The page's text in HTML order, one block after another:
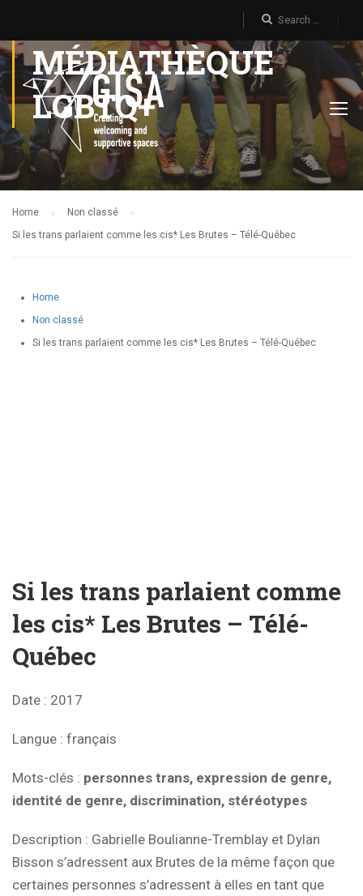
MÉDIATHÈQUE
LGBTQ+
Home
Non classé
Si les trans parlaient comme les cis* Les Brutes – Télé-Québec
Home
Non classé
Si les trans parlaient comme les cis* Les Brutes – Télé-Québec
Si les trans parlaient comme
les cis* Les Brutes – Télé-
Québec
Date : 2017
Langue : français
Mots-clés : personnes trans, expression de genre,
identité de genre, discrimination, stéréotypes
Description : Gabrielle Boulianne-Tremblay et Dylan
Bisson s’adressent aux Brutes de la même façon que
certaines personnes s’adressent à elles en tant que